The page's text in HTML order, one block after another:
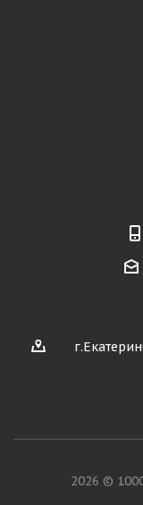
2026 ©